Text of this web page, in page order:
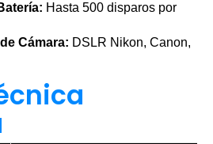
Hasta 500 disparos por
Cámara: DSLR Nikon, Canon,